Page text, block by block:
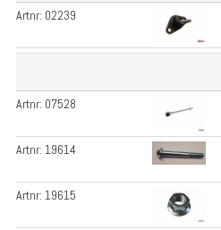
Artnr: 02239
Artnr: 07528
Artnr:19614
Artnr:19615